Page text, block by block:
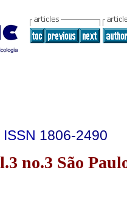
ISSN 1806-2490
no.3 São